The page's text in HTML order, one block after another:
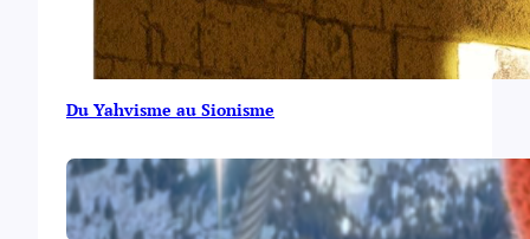
Du Yahvisme au Sionisme